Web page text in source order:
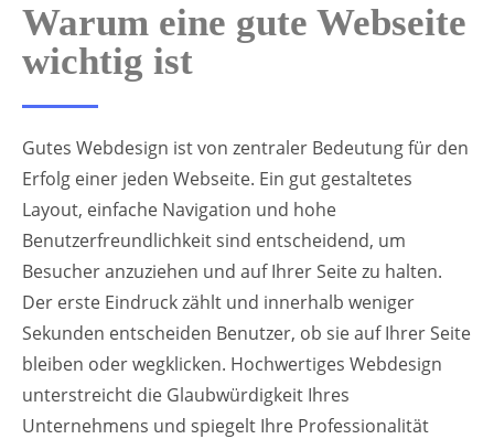
Warum eine gute Webseite
wichtig ist
Gutes Webdesign ist von zentraler Bedeutung für den
Erfolg einer jeden Webseite. Ein gut gestaltetes
Layout, einfache Navigation und hohe
Benutzerfreundlichkeit sind entscheidend, um
Besucher anzuziehen und auf Ihrer Seite zu halten.
Der erste Eindruck zählt und innerhalb weniger
Sekunden entscheiden Benutzer, ob sie auf Ihrer Seite
bleiben oder wegklicken. Hochwertiges Webdesign
unterstreicht die Glaubwürdigkeit Ihres
Unternehmens und spiegelt Ihre Professionalität